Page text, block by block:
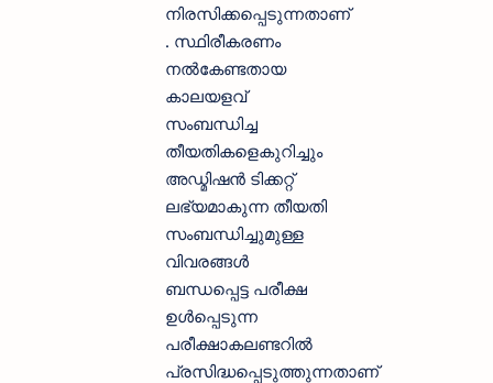
നിരസിക്കപ്പെടുന്നതാണ്
. സ്ഥിരീകരണം
നൽകേണ്ടതായ
കാലയളവ്
സംബന്ധിച്ച
തീയതികളെകുറിച്ചും
അഡ്മിഷൻ ടിക്കറ്റ്
ലഭ്യമാകുന്ന തീയതി
സംബന്ധിച്ചുമുള്ള
വിവരങ്ങൾ
ബന്ധപ്പെട്ട പരീക്ഷ
ഉൾപ്പെടുന്ന
പരീക്ഷാകലണ്ടറിൽ
പ്രസിദ്ധപ്പെടുത്തുന്നതാണ്